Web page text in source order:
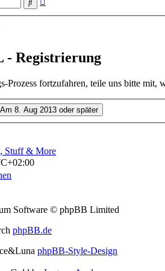
- Registrierung
Prozess fortzufahren, teile uns bitte mit,
Stuff & More
Software © phpBB Limited
phpBB.de
phpBB-Style-Design